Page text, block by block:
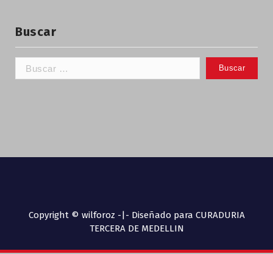
Buscar
Copyright © wilforoz -|- Diseñado para CURADURIA
TERCERA DE MEDELLIN